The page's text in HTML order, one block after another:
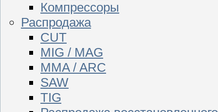
Компрессоры
Распродажа
CUT
MIG / MAG
MMA / ARC
SAW
TIG